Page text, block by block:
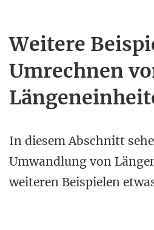
Weitere
Umrechnen
In diesem Abschnitt
Umwandlung von
weiteren Beispielen